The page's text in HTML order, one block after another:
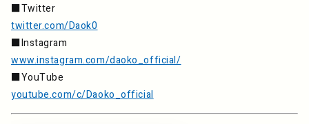
■Twitter
twitter.com/Daok0
■Instagram
www.instagram.com/daoko_official/
■YouTube
youtube.com/c/Daoko_official